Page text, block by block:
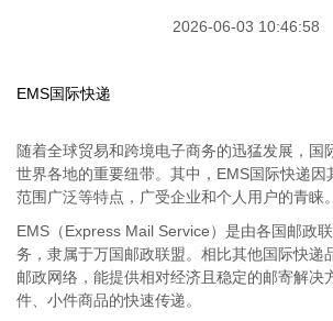
2026-06-03 10:46:58
EMS国际快递
随着全球贸易和跨境电子商务的迅猛发展，国
世界各地的重要纽带。其中，EMS国际快递因
范围广泛等特点，广受企业和个人用户的青睐。
EMS（Express Mail Service）是由各国邮政
务，隶属于万国邮政联盟。相比其他国际快递
邮政网络，能提供相对经济且稳定的邮寄解决
件、小件商品的快速传递。